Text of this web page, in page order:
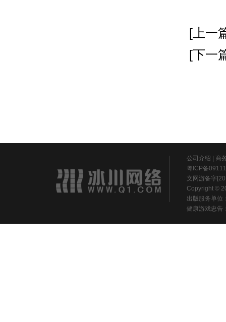
[上一
[下一
公司介绍 | 商
粤ICP备
文网游备字
Copyright ©
出版服务单位
健康游戏忠告